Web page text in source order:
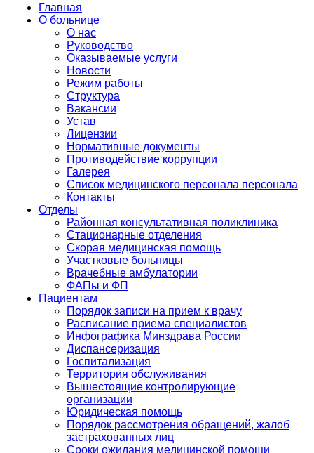
Главная
О больнице
О нас
Руководство
Оказываемые услуги
Новости
Режим работы
Структура
Вакансии
Устав
Лицензии
Нормативные документы
Противодействие коррупции
Галерея
Список медицинского персонала персонала
Контакты
Отделы
Районная консультативная поликлиника
Стационарные отделения
Скорая медицинская помощь
Участковые больницы
Врачебные амбулатории
ФАПы и ФП
Пациентам
Порядок записи на прием к врачу
Расписание приема специалистов
Инфографика Минздрава России
Диспансеризация
Госпитализация
Территория обслуживания
Вышестоящие контролирующие
организации
Юридическая помощь
Порядок рассмотрения обращений, жалоб
застрахованных лиц
Сроки ожидания медицинской помощи